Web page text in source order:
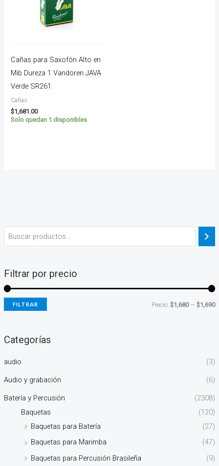
Filtrar por precio
FILTRAR Precio:$1,680—$1,690
Categorías
audio (3)
Audio y grabación (6)
Batería y Percusión
(2308)
Baquetas
(120)
Baquetas para Batería
(27)
Baquetas para Marimba
(47)
Baquetas para Percusión Brasileña
(9)
Cañas para Saxofón Alto en
Mib Dureza 1 Vandoren JAVA
Verde SR261
Cañas
$1,681.00
Solo quedan 1 disponibles